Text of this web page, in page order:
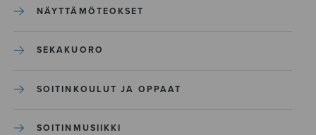
NÄYTTÄMÖTEOKSET
SEKAKUORO
SOITINKOULUT JA OPPAAT
SOITINMUSIIKKI